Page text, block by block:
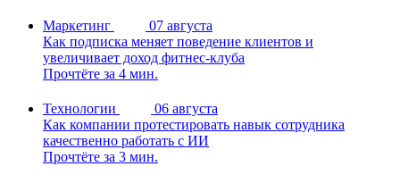
Маркетинг
07 августа
Как подписка меняет поведение клиентов и
увеличивает доход фитнес-клуба
Прочтёте за 4 мин.
Технологии
06 августа
Как компании протестировать навык сотрудника
качественно работать с ИИ
Прочтёте за 3 мин.